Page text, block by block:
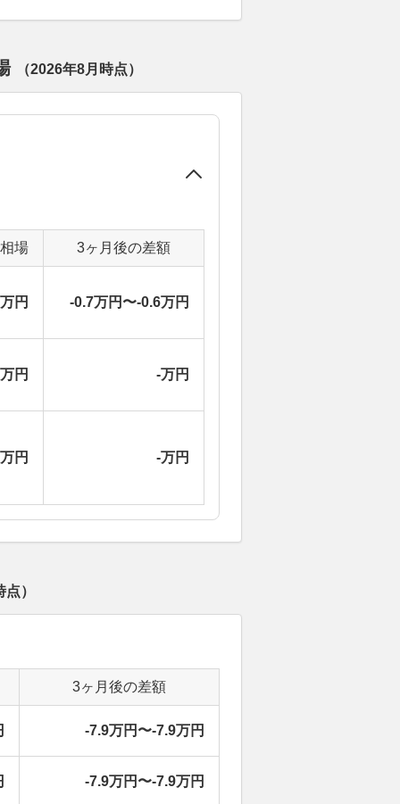
（2026年8月 時点）
場 3ヶ月後の差額
円 -0.7万円〜-0.6万円
円 -万円
円 -万円
点）
3ヶ月後の差額
-7.9万円〜-7.9万円
-7.9万円〜-7.9万円